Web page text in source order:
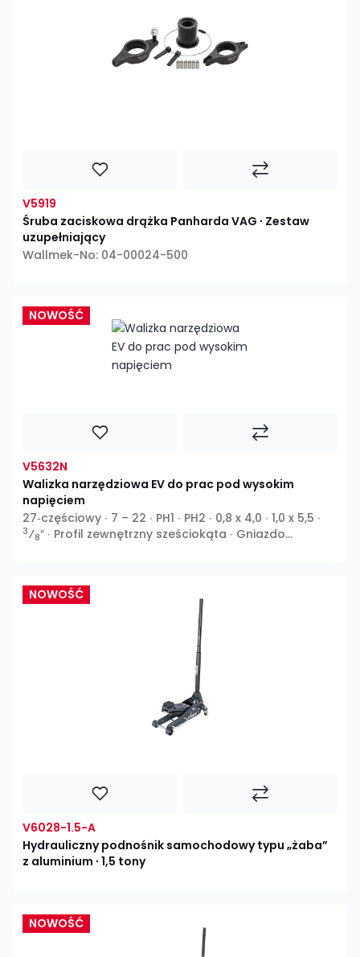
V5919
Śruba zaciskowa drążka Panharda VAG ∙ Zestaw
uzupełniający
Wallmek-No: 04-00024-500
NOWOŚĆ
V5632N
Walizka narzędziowa EV do prac pod wysokim
napięciem
27‑częściowy ∙ 7 – 22 ∙ PH1 ∙ PH2 ∙ 0,8 x 4,0 ∙ 1,0 x 5,5 ∙
3⁄8″ ∙ Profil zewnętrzny sześciokąta ∙ Gniazdo
NOWOŚĆ
V6028-1.5-A
Hydrauliczny podnośnik samochodowy typu „żaba”
z aluminium ∙ 1,5 tony
NOWOŚĆ